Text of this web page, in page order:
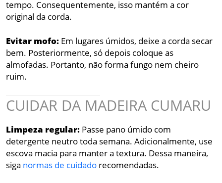
tempo. Consequentemente, isso mantém a cor
original da corda.
Evitar mofo: Em lugares úmidos, deixe a corda secar
bem. Posteriormente, só depois coloque as
almofadas. Portanto, não forma fungo nem cheiro
ruim.
CUIDAR DA MADEIRA CUMARU
Limpeza regular: Passe pano úmido com
detergente neutro toda semana. Adicionalmente, use
escova macia para manter a textura. Dessa maneira,
siga normas de cuidado recomendadas.